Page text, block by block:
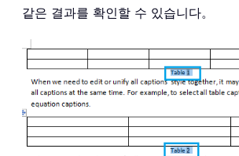
같은 결과를 확인할 수 있습니다。